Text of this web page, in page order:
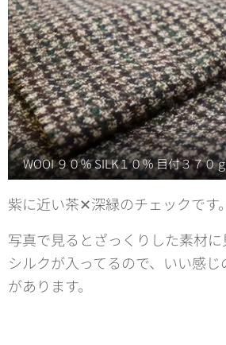
WOOI ９０％ SILK１０％ 目付３７０
紫に近い茶✕深緑のチェックです。
写真で見るとざっくりした素材に
シルクが入ってるので、いい感
があります。